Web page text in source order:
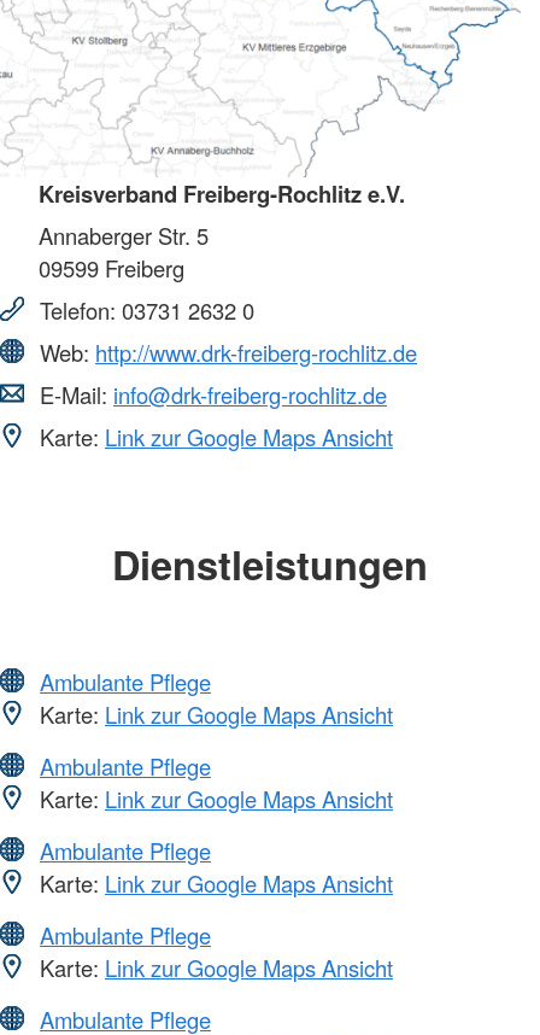
Kreisverband Freiberg-Rochlitz e.V.
Annaberger Str. 5
09599 Freiberg
Telefon: 03731 2632 0
Web: http://www.drk-freiberg-rochlitz.de
E-Mail: info@drk-freiberg-rochlitz.de
Karte: Link zur Google Maps Ansicht
Dienstleistungen
Ambulante Pflege
Karte: Link zur Google Maps Ansicht
Ambulante Pflege
Karte: Link zur Google Maps Ansicht
Ambulante Pflege
Karte: Link zur Google Maps Ansicht
Ambulante Pflege
Karte: Link zur Google Maps Ansicht
Ambulante Pflege